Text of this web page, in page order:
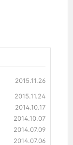
2015.11.26
2015.11.24
2014.10.17
2014.10.07
2014.07.09
2014.07.06